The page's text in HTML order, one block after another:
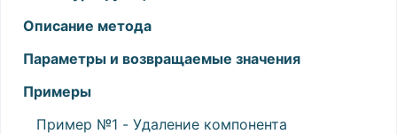
Описание метода
Параметры и возвращаемые значения
Примеры
Пример №1 - Удаление компонента